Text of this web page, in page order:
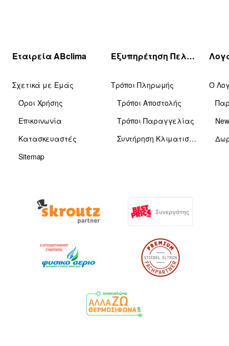
Εταιρεία ABclima
Σχετικά με Εμάς
Όροι Χρήσης
Επικοινωνία
Κατασκευαστές
Sitemap
Εξυπηρέτηση Πελατών
Τρόποι Πληρωμής
Τρόποι Αποστολής
Τρόποι Παραγγελίας
Συντήρηση Κλιματιστικών
Ο